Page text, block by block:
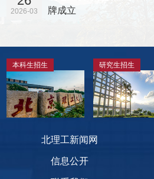
2026-03
牌成立
本科生招生 研究生招生
北理工新闻网
信息公开